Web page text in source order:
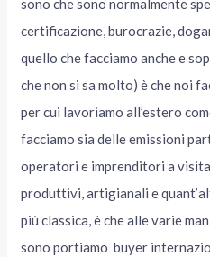
sono che sono normalmente
certificazione, burocrazie,
quello che facciamo anche e
che non si sa molto) è che noi
per cui lavoriamo all’estero
facciamo sia delle emissioni
operatori e imprenditori a
produttivi, artigianali e
più classica, è che alle varie
sono portiamo buyer